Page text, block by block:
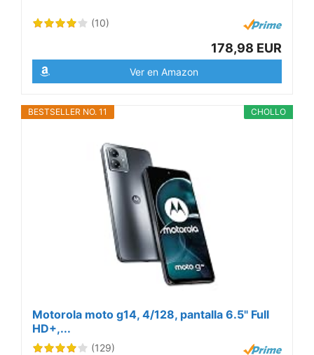
(10)
178,98 EUR
Ver en Amazon
CHOLLO
BESTSELLER NO. 11
Motorola moto g14, 4/128, pantalla 6.5" Full
HD+,...
(129)